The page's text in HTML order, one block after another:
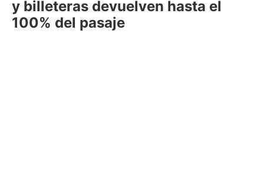
y billeteras devuelven hasta el
100% del pasaje